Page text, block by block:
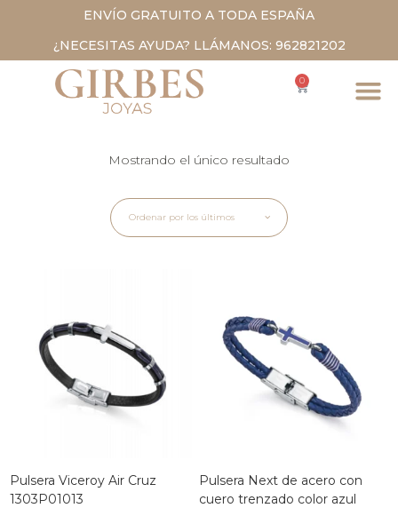
ENVÍO GRATUITO A TODA ESPAÑA
¿NECESITAS AYUDA? LLÁMANOS: 962821202
0
Mostrando el único resultado
Ordenar por los últimos
Pulsera Viceroy Air Cruz
1303P01013
Pulsera Next de acero con
cuero trenzado color azul